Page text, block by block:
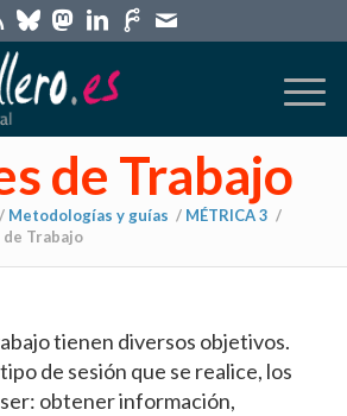
de Trabajo
/ Metodologías y guías / MÉTRICA 3 /
de Trabajo
tienen diversos objetivos.
de sesión que se realice, los
obtener información,